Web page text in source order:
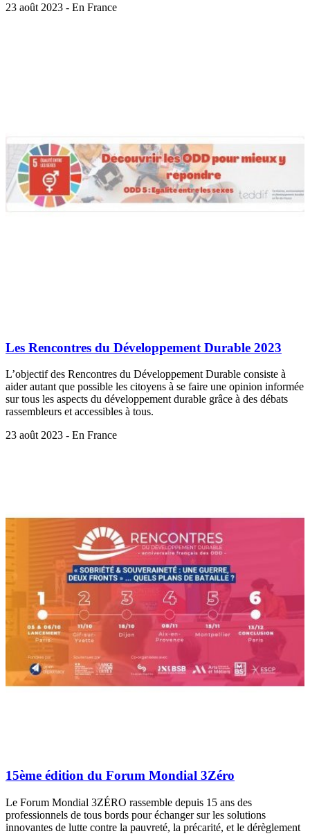
23 août 2023 - En France
Les Rencontres du Développement Durable 2023
L’objectif des Rencontres du Développement Durable consiste à
aider autant que possible les citoyens à se faire une opinion informée
sur tous les aspects du développement durable grâce à des débats
rassembleurs et accessibles à tous.
23 août 2023 - En France
15ème édition du Forum Mondial 3Zéro
Le Forum Mondial 3ZÉRO rassemble depuis 15 ans des
professionnels de tous bords pour échanger sur les solutions
innovantes de lutte contre la pauvreté, la précarité, et le dérèglement